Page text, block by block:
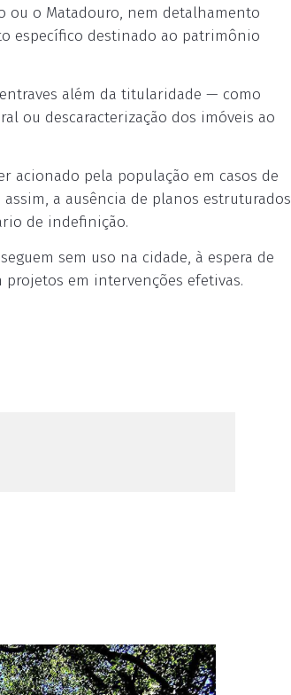
ou o Matadouro, nem detalhamento
específico destinado ao patrimônio
além da titularidade — como
ou descaracterização dos imóveis ao
acionado pela população em casos de
a ausência de planos estruturados
de indefinição.
sem uso na cidade, à espera de
em intervenções efetivas.